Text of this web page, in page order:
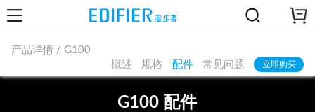
产品详情 / G100
概述
规格 配件 常见问题 立即购买
G100 配件